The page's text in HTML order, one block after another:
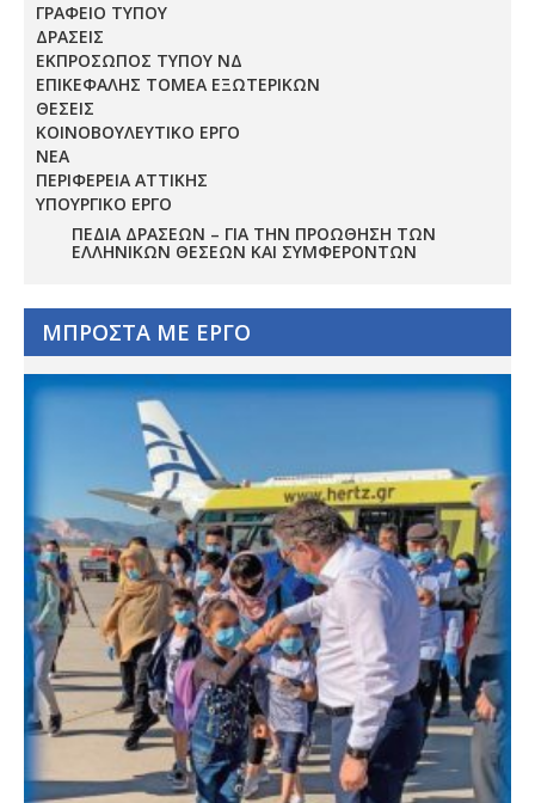
ΓΡΑΦΕΙΟ ΤΥΠΟΥ
ΔΡΑΣΕΙΣ
ΕΚΠΡΟΣΩΠΟΣ ΤΥΠΟΥ ΝΔ
ΕΠΙΚΕΦΑΛΗΣ ΤΟΜΕΑ ΕΞΩΤΕΡΙΚΩΝ
ΘΕΣΕΙΣ
ΚΟΙΝΟΒΟΥΛΕΥΤΙΚΟ ΕΡΓΟ
ΝΕΑ
ΠΕΡΙΦΕΡΕΙΑ ΑΤΤΙΚΗΣ
ΥΠΟΥΡΓΙΚΟ ΕΡΓΟ
ΠΕΔΊΑ ΔΡΆΣΕΩΝ – ΓΙΑ ΤΗΝ ΠΡΟΏΘΗΣΗ ΤΩΝ
ΕΛΛΗΝΙΚΏΝ ΘΈΣΕΩΝ ΚΑΙ ΣΥΜΦΕΡΌΝΤΩΝ
ΜΠΡΟΣΤΑ ΜΕ ΕΡΓΟ